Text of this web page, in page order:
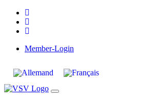
Member-Login